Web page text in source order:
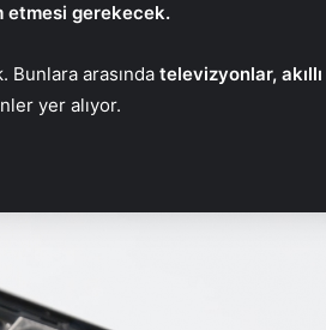
etmesi gerekecek.
Bunlara arasında televizyonlar, akıllı
yer alıyor.